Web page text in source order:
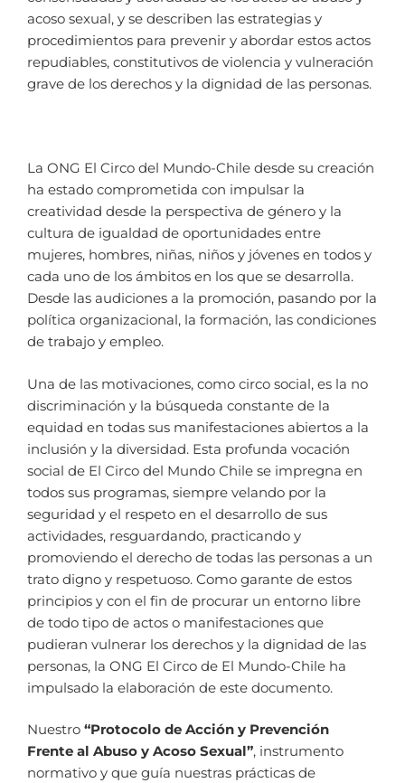
acoso sexual, y se describen las estrategias y
procedimientos para prevenir y abordar estos actos
repudiables, constitutivos de violencia y vulneración
grave de los derechos y la dignidad de las personas.
La ONG El Circo del Mundo-Chile desde su creación
ha estado comprometida con impulsar la
creatividad desde la perspectiva de género y la
cultura de igualdad de oportunidades entre
mujeres, hombres, niñas, niños y jóvenes en todos y
cada uno de los ámbitos en los que se desarrolla.
Desde las audiciones a la promoción, pasando por la
política organizacional, la formación, las condiciones
de trabajo y empleo.
Una de las motivaciones, como circo social, es la no
discriminación y la búsqueda constante de la
equidad en todas sus manifestaciones abiertos a la
inclusión y la diversidad. Esta profunda vocación
social de El Circo del Mundo Chile se impregna en
todos sus programas, siempre velando por la
seguridad y el respeto en el desarrollo de sus
actividades, resguardando, practicando y
promoviendo el derecho de todas las personas a un
trato digno y respetuoso. Como garante de estos
principios y con el fin de procurar un entorno libre
de todo tipo de actos o manifestaciones que
pudieran vulnerar los derechos y la dignidad de las
personas, la ONG El Circo de El Mundo-Chile ha
impulsado la elaboración de este documento.
Nuestro “Protocolo de Acción y Prevención
Frente al Abuso y Acoso Sexual”, instrumento
normativo y que guía nuestras prácticas de